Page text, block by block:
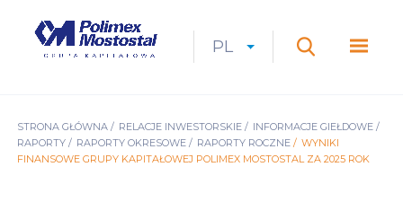
Mostostal
CURRENT
PL
ROZWIŃ
LANGUAGESZUKAJ
ŚCIEŻKA
NAWIGACYJNA
STRONA GŁÓWNA RELACJE INWESTORSKIE
INFORMACJE GIEŁDOWE
RAPORTY
RAPORTY OKRESOWE RAPORTY ROCZNE
WYNIKI
FINANSOWE GRUPY KAPITAŁOWEJ POLIMEX MOSTOSTAL ZA 2025 ROK